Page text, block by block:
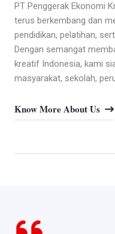
PT Penggerak Ekonomi
terus berkembang dan
pendidikan, pelatihan,
Dengan semangat
kreatif Indonesia, kami
masyarakat, sekolah,
Know More About Us